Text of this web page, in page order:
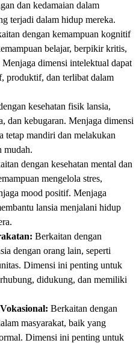
dan kedamaian dalam
terjadi dalam hidup mereka.
dengan kemampuan kognitif
belajar, berpikir kritis,
Menjaga dimensi intelektual dapat
produktif, dan terlibat dalam
kesehatan fisik lansia,
dan kebugaran. Menjaga dimensi
tetap mandiri dan melakukan
mudah.
dengan kesehatan mental dan
mengelola stres,
mood positif. Menjaga
lansia menjalani hidup
Berkaitan dengan
dengan orang lain, seperti
Dimensi ini penting untuk
didukung, dan memiliki
Berkaitan dengan
masyarakat, baik yang
Dimensi ini penting untuk